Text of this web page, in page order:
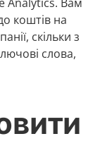
коштів на
скільки з
слова,